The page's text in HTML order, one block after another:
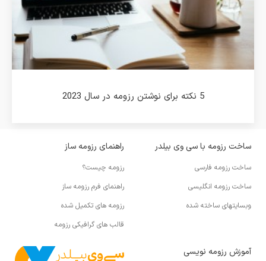
5 نکته برای نوشتن رزومه در سال 2023
ساخت رزومه با سی وی بیلدر
ساخت رزومه فارسی
ساخت رزومه انگلیسی
وبسایتهای ساخته شده
راهنمای رزومه ساز
رزومه چیست؟
راهنمای فرم رزومه ساز
رزومه های تکمیل شده
قالب های گرافیکی رزومه
آموزش رزومه نویسی